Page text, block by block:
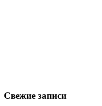
Свежие записи